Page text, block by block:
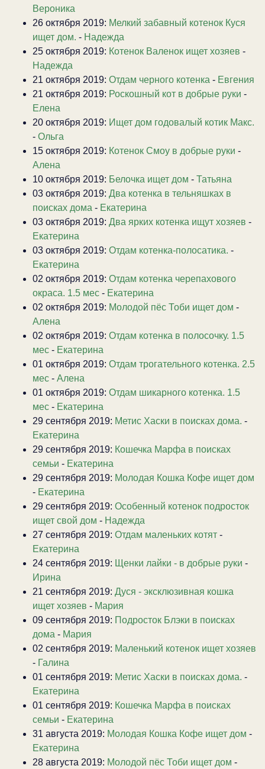
Вероника
26 октября 2019: Мелкий забавный котенок Куся
ищет дом. - Надежда
25 октября 2019: Котенок Валенок ищет хозяев -
Надежда
21 октября 2019: Отдам черного котенка - Евгения
21 октября 2019: Роскошный кот в добрые руки -
Елена
20 октября 2019: Ищет дом годовалый котик Макс.
- Ольга
15 октября 2019: Котенок Смоу в добрые руки -
Алена
10 октября 2019: Белочка ищет дом - Татьяна
03 октября 2019: Два котенка в тельняшках в
поисках дома - Екатерина
03 октября 2019: Два ярких котенка ищут хозяев -
Екатерина
03 октября 2019: Отдам котенка-полосатика. -
Екатерина
02 октября 2019: Отдам котенка черепахового
окраса. 1.5 мес - Екатерина
02 октября 2019: Молодой пёс Тоби ищет дом -
Алена
02 октября 2019: Отдам котенка в полосочку. 1.5
мес - Екатерина
01 октября 2019: Отдам трогательного котенка. 2.5
мес - Алена
01 октября 2019: Отдам шикарного котенка. 1.5
мес - Екатерина
29 сентября 2019: Метис Хаски в поисках дома. -
Екатерина
29 сентября 2019: Кошечка Марфа в поисках
семьи - Екатерина
29 сентября 2019: Молодая Кошка Кофе ищет дом
- Екатерина
29 сентября 2019: Особенный котенок подросток
ищет свой дом - Надежда
27 сентября 2019: Отдам маленьких котят -
Екатерина
24 сентября 2019: Щенки лайки - в добрые руки -
Ирина
21 сентября 2019: Дуся - эксклюзивная кошка
ищет хозяев - Мария
09 сентября 2019: Подросток Блэки в поисках
дома - Мария
02 сентября 2019: Маленький котенок ищет хозяев
- Галина
01 сентября 2019: Метис Хаски в поисках дома. -
Екатерина
01 сентября 2019: Кошечка Марфа в поисках
семьи - Екатерина
31 августа 2019: Молодая Кошка Кофе ищет дом -
Екатерина
28 августа 2019: Молодой пёс Тоби ищет дом -